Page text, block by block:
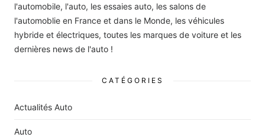
l'automobile, l'auto, les essaies auto, les salons de
l'automoblie en France et dans le Monde, les véhicules
hybride et électriques, toutes les marques de voiture et les
dernières news de l'auto !
CATÉGORIES
Actualités Auto
Auto